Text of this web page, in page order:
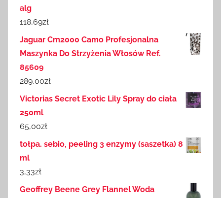
alg
118,69zł
Jaguar Cm2000 Camo Profesjonalna
Maszynka Do Strzyżenia Włosów Ref.
85609
289,00zł
Victorias Secret Exotic Lily Spray do ciała
250ml
65,00zł
tołpa. sebio, peeling 3 enzymy (saszetka) 8
ml
3,33zł
Geoffrey Beene Grey Flannel Woda